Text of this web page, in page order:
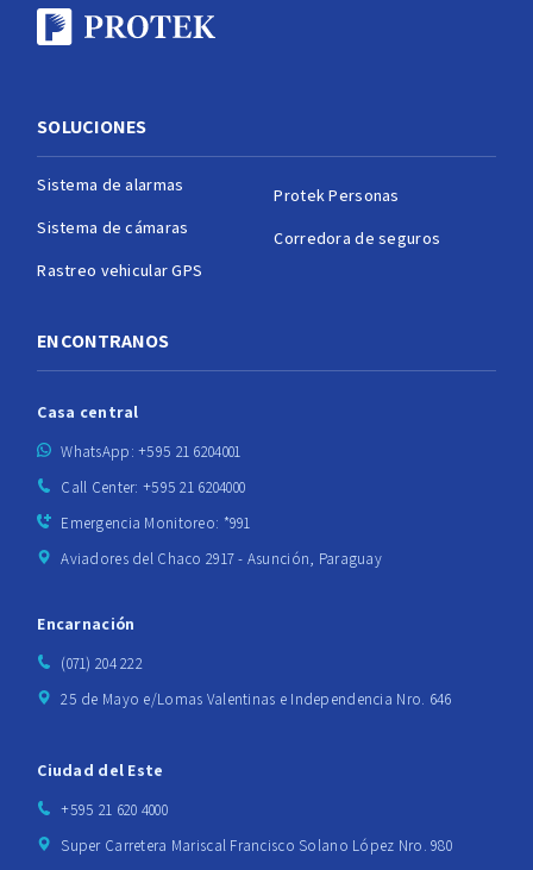
SOLUCIONES
Sistema de alarmas
Sistema de cámaras
Rastreo vehicular GPS
Protek Personas
Corredora de seguros
ENCONTRANOS
Casa central
WhatsApp: +595 21 6204001
Call Center: +595 21 6204000
Emergencia Monitoreo: *991
Aviadores del Chaco 2917 - Asunción, Paraguay
Encarnación
(071) 204 222
25 de Mayo e/Lomas Valentinas e Independencia Nro. 646
Ciudad del Este
+595 21 620 4000
Super Carretera Mariscal Francisco Solano López Nro. 980